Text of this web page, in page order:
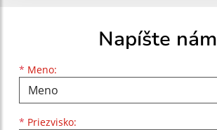
Napíšte nám
* Meno:
Meno
* Priezvisko:
Priezvisko
E-mailová adresa